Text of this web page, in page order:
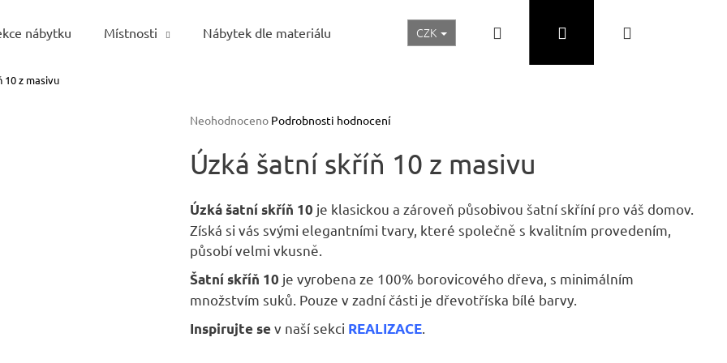
nábytku Místnosti Nábytek dle materiálu Realizace a inspirace Akční ceny Nábytek Skladem
CZK Přihlášení
10 z masivu
Průměrné
produktu
je
z
hvězdiček.
Neohodnoceno Podrobnosti hodnocení
Úzká šatní skříň 10 z masivu
Úzká šatní skříň 10 je klasickou a zároveň působivou šatní skříní pro váš domov.
Získá si vás svými elegantními tvary, které společně s kvalitním provedením,
působí velmi vkusně.
Šatní skříň 10 je vyrobena ze 100% borovicového dřeva, s minimálním
množstvím suků. Pouze v zadní části je dřevotříska bílé barvy.
Inspirujte sev naší sekci REALIZACE
Co potřebujete najít?
HLEDAT